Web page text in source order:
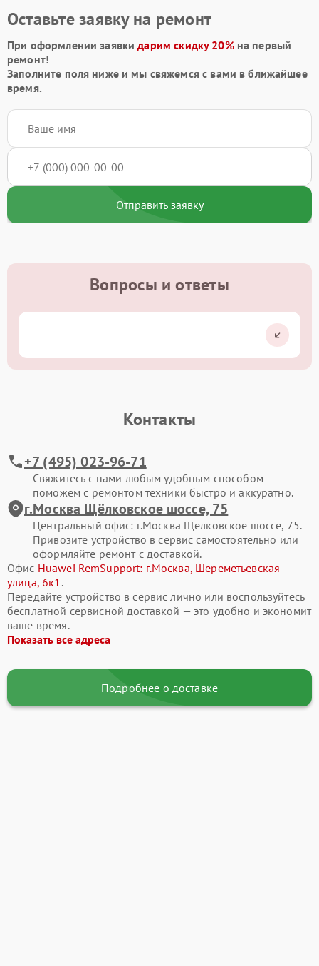
Оставьте заявку на ремонт
При оформлении заявкидарим скидку 20%на первый
ремонт!
Заполните поля ниже и мы свяжемся с вами в ближайшее
время.
Отправить заявку
Вопросы и ответы
Контакты
+7 (495) 023-96-71
Свяжитесь с нами любым удобным способом —
поможем с ремонтом техники быстро и аккуратно.
г.Москва Щёлковское шоссе, 75
Центральный офис: г.Москва Щёлковское шоссе, 75.
Привозите устройство в сервис самостоятельно или
оформляйте ремонт с доставкой.
Офис Huawei RemSupport: г.Москва, Шереметьевская
улица, 6к1.
Передайте устройство в сервис лично или воспользуйтесь
бесплатной сервисной доставкой — это удобно и экономит
ваше время.
Показать все адреса
Подробнее о доставке